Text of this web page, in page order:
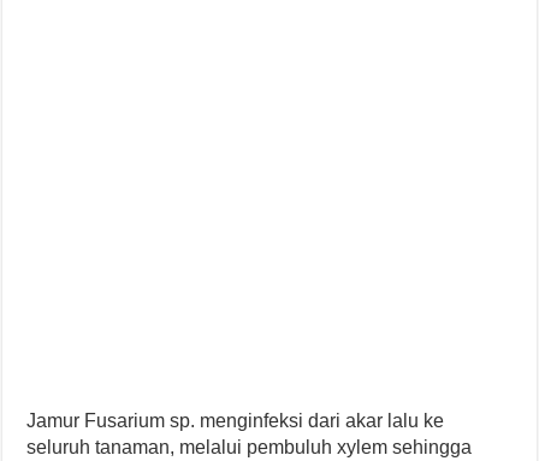
Jamur Fusarium sp. menginfeksi dari akar lalu ke
seluruh tanaman, melalui pembuluh xylem sehingga